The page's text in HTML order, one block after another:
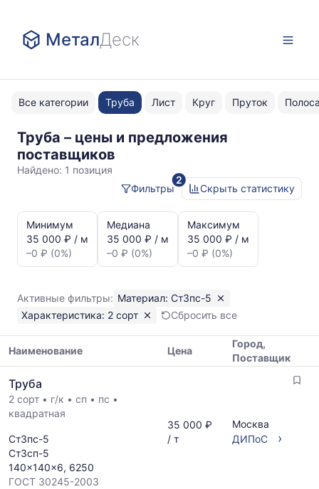
МеталДеск
Все категории Труба Лист Круг Пруток
Труба – цены и предложения
поставщиков
сорт
Найдено: 1 позиция
2
Фильтры
Скрыть статистику
динамика
цен:
Труба
сорт
Ст3пс-5
Показаны
минимальная,
медианная
максимальная
цена
по
данным
прайс-
листов
поставщиков
за
Минимум
35 000 ₽ / м
–0 ₽ (0%)
Медиана
35 000 ₽ / м
–0 ₽ (0%)
Максимум
35 000 ₽ / м
–0 ₽ (0%)
Активные фильтры: Материал: Ст3пс-5
Характеристика: 2 сорт
Сбросить все
цен
на
металлопрокат
указанием
ГОСТ,
размеров
Наименование Цена
Город,
Поставщик
Труба
2 сорт • г/к • сп • пс •
квадратная
Ст3пс-5
Ст3сп-5
140x140x6, 6250
ГОСТ 30245-2003
35 000 ₽
/ т
Москва
ДИПоС
›